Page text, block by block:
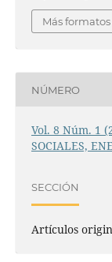
Más
NÚMERO
Vol. 8 Núm. 1
SOCIALES,
SECCIÓN
Artículos